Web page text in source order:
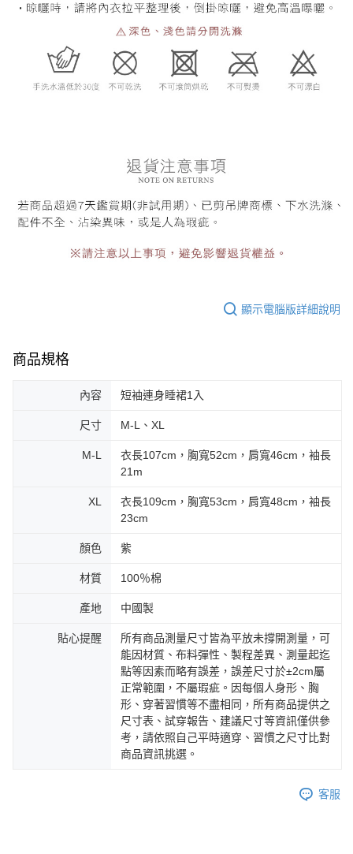
顯示電腦版詳細說明
商品規格
內容 短袖連身睡裙1入
尺寸 M-L、XL
M-L
衣長107cm，胸寬52cm，肩寬46cm，袖長
21m
XL
衣長109cm，胸寬53cm，肩寬48cm，袖長
23cm
顏色 紫
材質 100％棉
產地 中國製
貼心提醒
所有商品測量尺寸皆為平放未撐開測量，可
能因材質、布料彈性、製程差異、測量起迄
點等因素而略有誤差，誤差尺寸於±2cm屬
正常範圍，不屬瑕疵。因每個人身形、胸
形、穿著習慣等不盡相同，所有商品提供之
尺寸表、試穿報告、建議尺寸等資訊僅供參
考，請依照自己平時適穿、習慣之尺寸比對
商品資訊挑選。
客服